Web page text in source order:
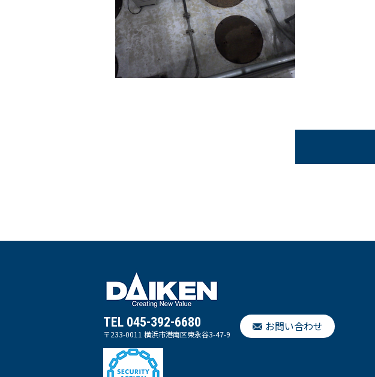
TEL 045-392-6680
〒233-0011 横浜市港南区東永谷3-47-9
お問い合わせ